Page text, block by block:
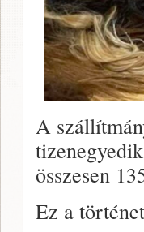
A
összesen
Ez a